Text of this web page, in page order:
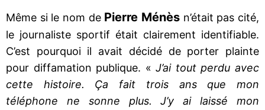
Même si le nom de Pierre Ménès n’était pas cité,
le journaliste sportif était clairement identifiable.
C’est pourquoi il avait décidé de porter plainte
pour diffamation publique. «J’ai tout perdu avec
cette histoire. Ça fait trois ans que mon
téléphone ne sonne plus. J’y ai laissé mon